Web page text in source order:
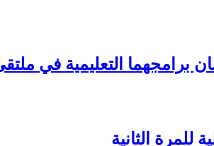
برامجهما التعليمية في